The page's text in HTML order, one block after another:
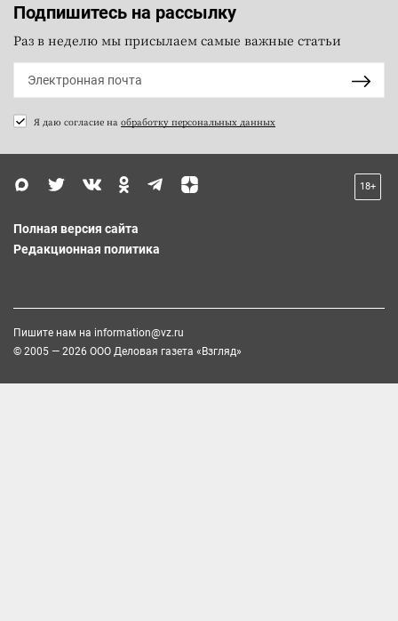
Подпишитесь на рассылку
Раз в неделю мы присылаем самые важные статьи
Я даю согласие на обработку персональных данных
18+
Полная версия сайта
Редакционная политика
Пишите нам на information@vz.ru
© 2005 — 2026 ООО Деловая газета «Взгляд»